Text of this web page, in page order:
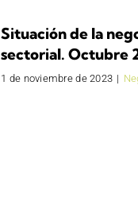
Situación de la
sectorial. Octubre
1 de noviembre de 2023 |